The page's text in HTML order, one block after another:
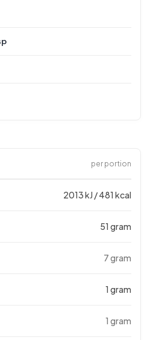
per portion
2013 kJ / 481 kcal
51 gram
7 gram
1 gram
1 gram